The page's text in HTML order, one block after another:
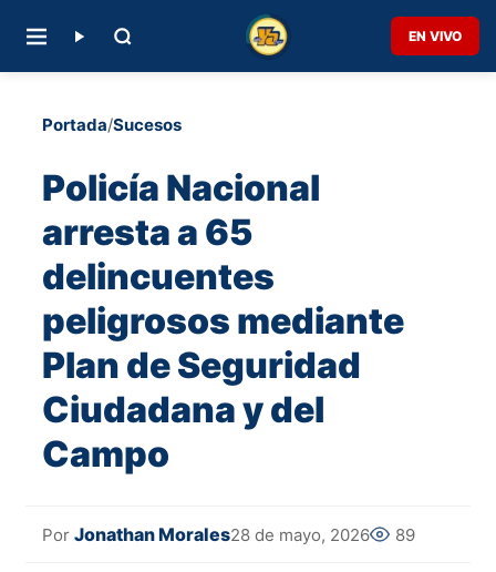
EN VIVO
Portada/Sucesos
Policía Nacional
arresta a 65
delincuentes
peligrosos mediante
Plan de Seguridad
Ciudadana y del
Campo
Por Jonathan Morales28 de mayo, 2026 89